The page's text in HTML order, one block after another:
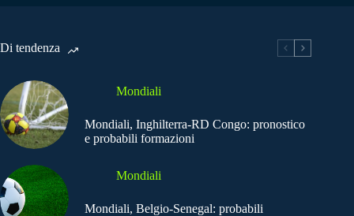
Di tendenza
Mondiali
Mondiali, Inghilterra-RD Congo: pronostico
e probabili formazioni
Mondiali
Mondiali, Belgio-Senegal: probabili